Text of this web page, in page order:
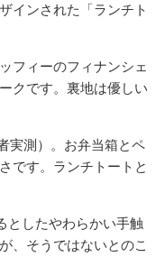
インされた「ランチト
フィーのフィナンシェ
クです。裏地は優しい
実測）。お弁当箱とペ
です。ランチトートと
としたやわらかい手触
、そうではないとのこ